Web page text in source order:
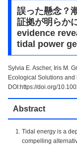
誤った懸念？
証拠が明らか
evidence
tidal power
Sylvia E. Ascher, Iris M.
Ecological Solutions
DOI:https://doi.org/
Abstract
Tidal energy is a
compelling